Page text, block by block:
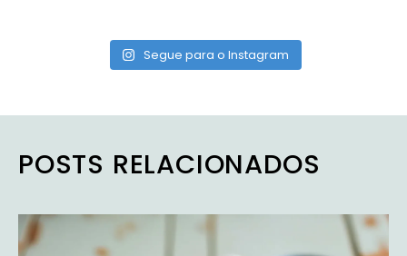
Segue para o Instagram
POSTS RELACIONADOS